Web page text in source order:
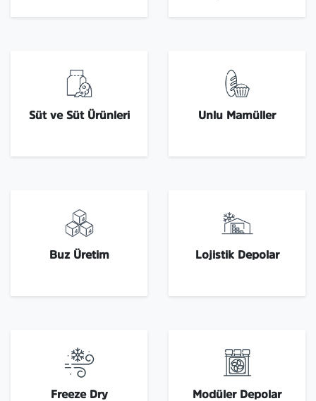
Süt ve Süt Ürünleri Unlu Mamüller
Buz Üretim Lojistik Depolar
Freeze Dry Modüler Depolar